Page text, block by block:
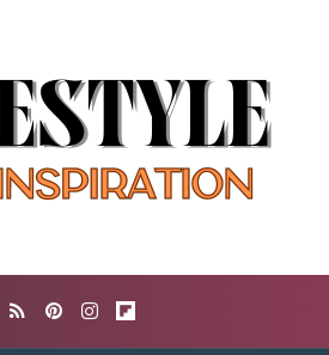
RSSPinterestInstagram